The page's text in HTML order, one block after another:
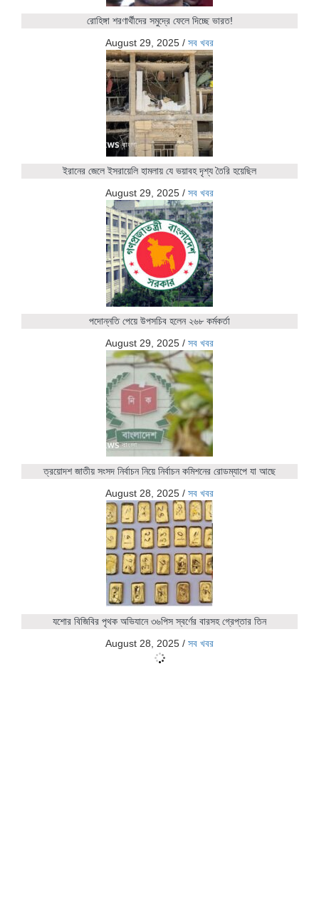
রোহিঙ্গা শরণার্থীদের সমুদ্রে ফেলে দিচ্ছে ভারত!
August 29, 2025 / সব খবর
ইরানের জেলে ইসরায়েলি হামলায় যে ভয়াবহ দৃশ্য তৈরি হয়েছিল
August 29, 2025 / সব খবর
পদোন্নতি পেয়ে উপসচিব হলেন ২৬৮ কর্মকর্তা
August 29, 2025 / সব খবর
ত্রয়োদশ জাতীয় সংসদ নির্বাচন নিয়ে নির্বাচন কমিশনের রোডম্যাপে যা আছে
August 28, 2025 / সব খবর
যশোর বিজিবির পৃথক অভিযানে ৩৬পিস স্বর্ণের বারসহ গ্রেপ্তার তিন
August 28, 2025 / সব খবর